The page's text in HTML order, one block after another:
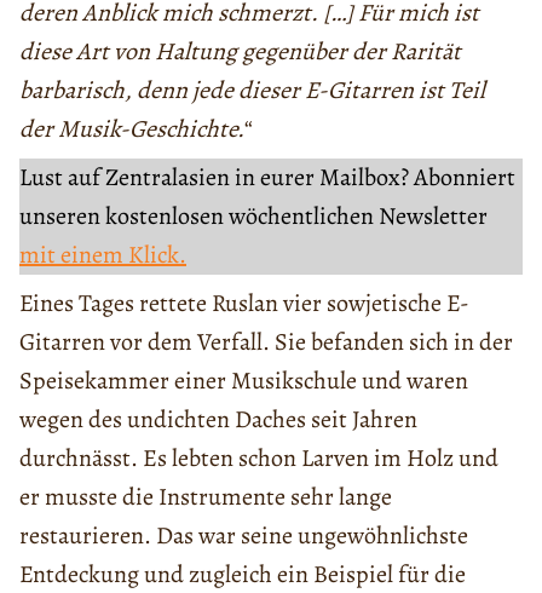
deren Anblick mich schmerzt. […] Für mich ist
diese Art von Haltung gegenüber der Rarität
barbarisch, denn jede dieser E-Gitarren ist Teil
der Musik-Geschichte.“
Lust auf Zentralasien in eurer Mailbox? Abonniert
unseren kostenlosen wöchentlichen Newsletter
mit einem Klick.
Eines Tages rettete Ruslan vier sowjetische E-
Gitarren vor dem Verfall. Sie befanden sich in der
Speisekammer einer Musikschule und waren
wegen des undichten Daches seit Jahren
durchnässt. Es lebten schon Larven im Holz und
er musste die Instrumente sehr lange
restaurieren. Das war seine ungewöhnlichste
Entdeckung und zugleich ein Beispiel für die